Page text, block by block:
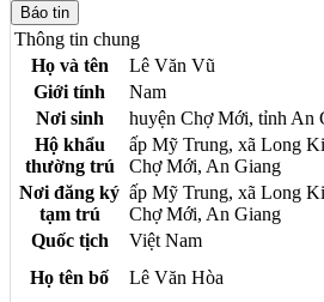
Thông tin chung
Họ và tên
Lê Văn Vũ
Giới tính
Nam
Nơi sinh
huyện Chợ Mới, tỉnh An
Hộ khẩu
thường trú
ấp Mỹ Trung, xã Long
Chợ Mới, An Giang
Nơi đăng ký
tạm trú
ấp Mỹ Trung, xã Long
Chợ Mới, An Giang
Quốc tịch
Việt Nam
Họ tên bố
Lê Văn Hòa